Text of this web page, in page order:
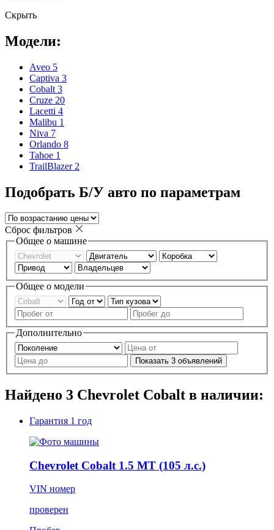
Скрыть
Модели:
Aveo 5
Captiva 3
Cobalt 3
Cruze 20
Lacetti 4
Malibu 1
Niva 7
Orlando 8
Tahoe 1
TrailBlazer 2
Подобрать Б/У авто по параметрам
Сброс фильтров
Общее о машине
Общее о модели
Дополнительно
Показать 3 объявлений
Найдено 3 Chevrolet Cobalt в наличии:
Гарантия 1 год
Chevrolet Cobalt 1.5 MT (105 л.с.)
VIN номер
проверен